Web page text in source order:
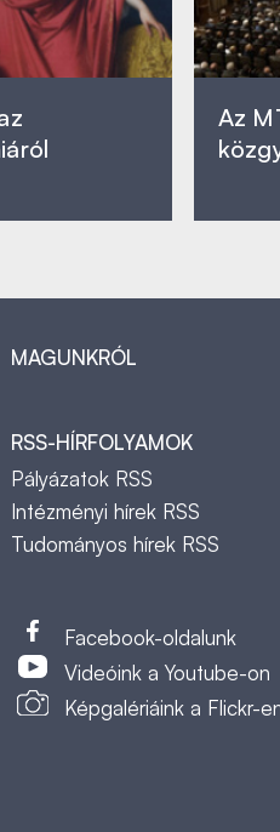
Az
MAGUNKRÓL
RSS-HÍRFOLYAMOK
Pályázatok RSS
Intézményi hírek RSS
Tudományos hírek RSS
Facebook-oldalunk
Videóink a Youtube-on
Képgalériáink a Flickr-